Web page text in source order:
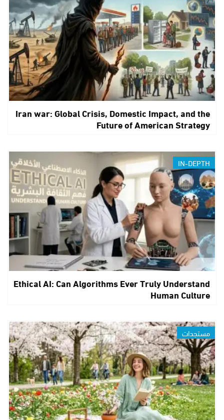
Iran war: Global Crisis, Domestic Impact, and the
Future of American Strategy
IN-DEPTH
Ethical AI: Can Algorithms Ever Truly Understand
Human Culture
مستجدات